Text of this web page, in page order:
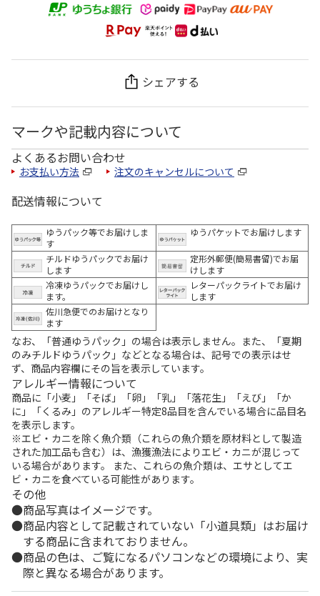
シェアする
マークや記載内容について
よくあるお問い合わせ
お支払い方法 注文のキャンセルについて
配送情報について
ゆうパック等でお届けしま
す
ゆうパケットでお届けします
チルドゆうパックでお届け
します
定形外郵便(簡易書留)でお届
けします
冷凍ゆうパックでお届けし
ます。
レターパックライトでお届け
します
佐川急便でのお届けとなり
ます
なお、「普通ゆうパック」の場合は表示しません。また、「夏期
のみチルドゆうパック」などとなる場合は、記号での表示はせ
ず、商品内容欄にその旨を表示しています。
アレルギー情報について
商品に「小麦」「そば」「卵」「乳」「落花生」「えび」「か
に」「くるみ」のアレルギー特定8品目を含んでいる場合に品目名
を表示します。
※エビ・カニを除く魚介類（これらの魚介類を原材料として製造
された加工品も含む）は、漁獲漁法によりエビ・カニが混じって
いる場合があります。 また、これらの魚介類は、エサとしてエ
ビ・カニを食べている可能性があります。
その他
商品写真はイメージです。
商品内容として記載されていない「小道具類」はお届け
する商品に含まれておりません。
商品の色は、ご覧になるパソコンなどの環境により、実
際と異なる場合があります。